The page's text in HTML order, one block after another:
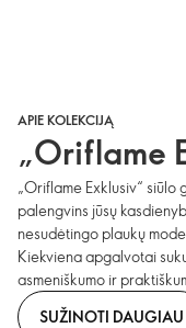
APIE KOLEKCIJĄ
„Oriflame
„Oriflame Exklusiv“
palengvins jūsų
nesudėtingo plaukų
Kiekviena apgalvotai
asmeniškumo ir
SUŽINOTI DAUGIAU